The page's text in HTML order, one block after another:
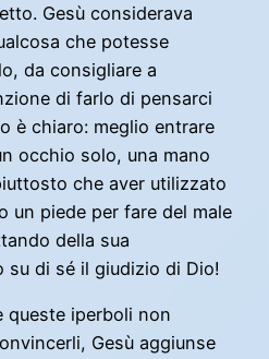
Gesù considerava
che potesse
da consigliare a
di farlo di pensarci
è chiaro: meglio entrare
occhio solo, una mano
che aver utilizzato
un piede per fare del male
della sua
su di sé il giudizio di Dio!
queste iperboli non
Gesù aggiunse